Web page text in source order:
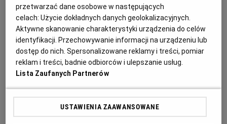
przetwarzać dane osobowe w następujących
celach:Użycie dokładnych danych geolokalizacyjnych.
Aktywne skanowanie charakterystyki urządzenia do celów
identyfikacji. Przechowywanie informacji na urządzeniu lub
dostęp do nich. Spersonalizowane reklamy i treści, pomiar
reklam i treści, badnie odbiorców i ulepszanie usług.
Lista Zaufanych Partnerów
USTAWIENIA ZAAWANSOWANE